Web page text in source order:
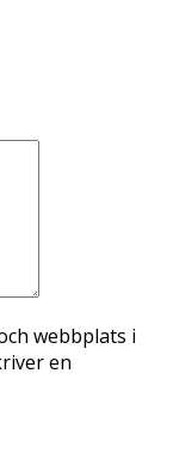
webbplats i
en